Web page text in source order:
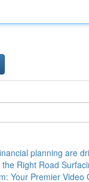
planning are
Right Road
Your Premier Video